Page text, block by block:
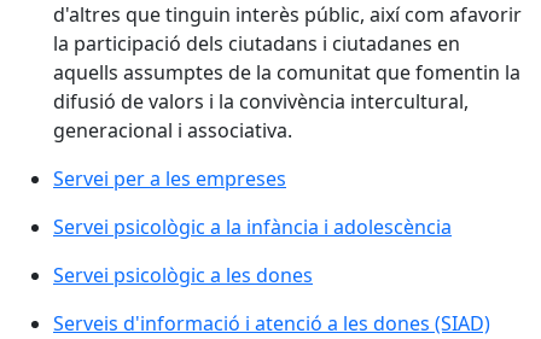
d'altres que tinguin interès públic, així com afavorir
la participació dels ciutadans i ciutadanes en
aquells assumptes de la comunitat que fomentin la
difusió de valors i la convivència intercultural,
generacional i associativa.
Servei per a les empreses
Servei psicològic a la infància i adolescència
Servei psicològic a les dones
Serveis d'informació i atenció a les dones (SIAD)